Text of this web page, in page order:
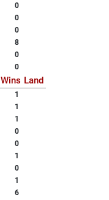
0
0
0
8
0
0
Wins Land
1
1
1
0
0
1
0
1
6